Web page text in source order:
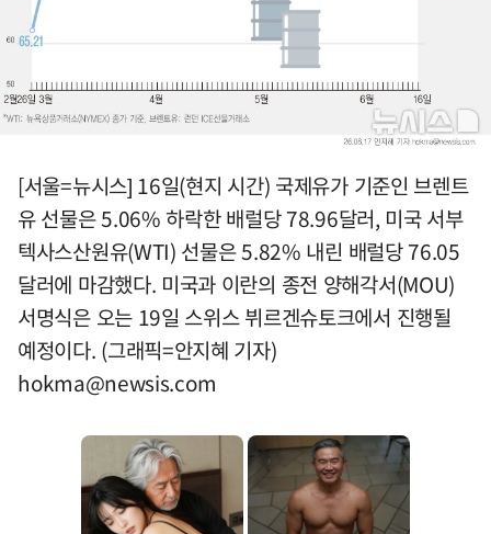
[서울=뉴시스] 16일(현지 시간) 국제유가 기준인 브렌트
유 선물은 5.06% 하락한 배럴당 78.96달러, 미국 서부
텍사스산원유(WTI) 선물은 5.82% 내린 배럴당 76.05
달러에 마감했다. 미국과 이란의 종전 양해각서(MOU)
서명식은 오는 19일 스위스 뷔르겐슈토크에서 진행될
예정이다. (그래픽=안지혜 기자)
hokma@newsis.com